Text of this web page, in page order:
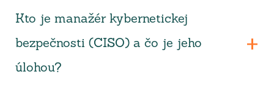
Kto je manažér kybernetickej
bezpečnosti (CISO) a čo je jeho
úlohou?